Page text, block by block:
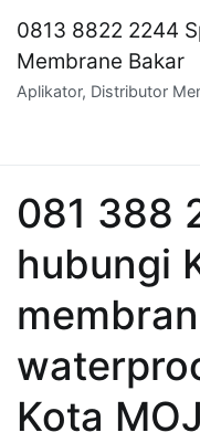
content
0813 8822 2244
Membrane Bakar
Aplikator, Distributor
081 388
hubungi
Kota